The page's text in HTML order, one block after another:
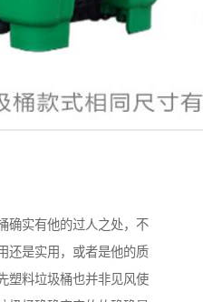
确实有他的过人之处，不
还是实用，或者是他的质
塑料垃圾桶也并非见风使